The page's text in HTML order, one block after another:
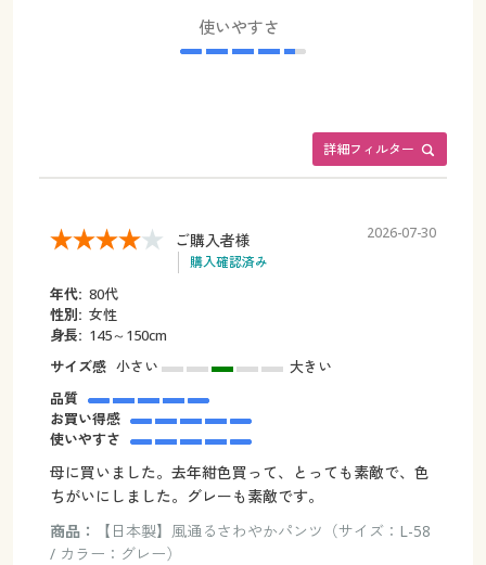
使いやすさ
詳細フィルター
ご購入者様
購入確認済み
2026-07-30
年代: 80代
性別: 女性
身長: 145～150cm
サイズ感 小さい
大きい
品質
お買い得感
使いやすさ
母に買いました。去年紺色買って、とっても素敵で、色
ちがいにしました。グレーも素敵です。
商品：
【日本製】風通るさわやかパンツ（サイズ：L-58
/ カラー：グレー）